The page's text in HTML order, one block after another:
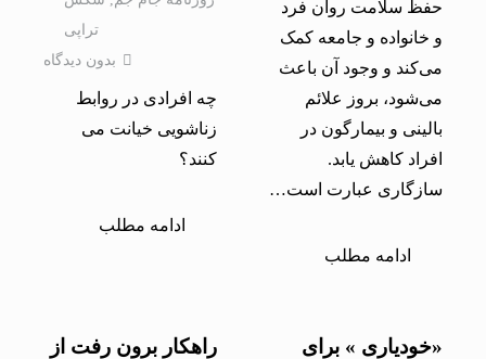
حفظ سلامت روان فرد
و خانواده و جامعه کمک
می‌کند و وجود آن باعث
می‌شود، بروز علائم
بالینی و بیمارگون در
افراد کاهش یابد.
سازگاری عبارت است…
ادامه مطلب
تراپی
بدون دیدگاه
چه افرادی در روابط
زناشویی خیانت می
کنند؟
ادامه مطلب
«خودیاری » برای
راهکار برون رفت از